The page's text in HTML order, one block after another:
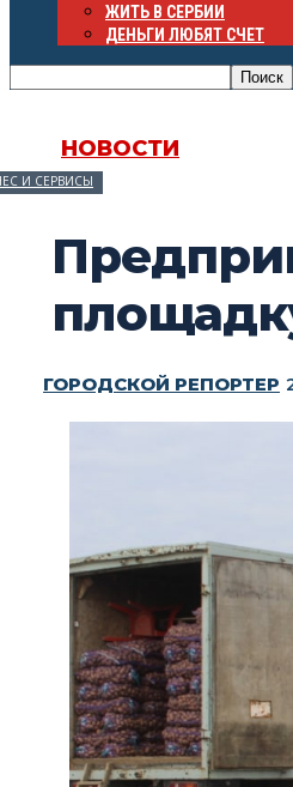
ЖИТЬ В СЕРБИИ
ДЕНЬГИ ЛЮБЯТ СЧЕТ
НОВОСТИ
И СЕРВИСЫ
ГОРОДСКОЙ РЕПОРТЕР